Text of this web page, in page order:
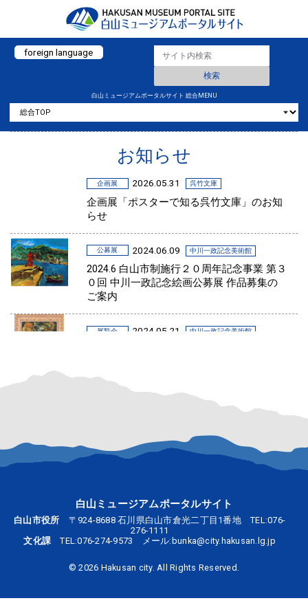
foreign language
白山ミュージアムポータルサイト 総合MENU
お知らせ
企画展 2026.05.31 呉竹文庫
企画展「ポスターで知る呉竹文庫」のお知
らせ
公募展 2024.06.09 中川一政記念美術館
2024.6 白山市制施行２０周年記念事業 第３
０回 中川一政記念絵画公募展 作品募集の
ご案内
展覧会 2024.05.21 中川一政記念美術館
白山ミュージアムポータルサイト
白山市役所 〒924-8688 石川県白山市倉光二丁目1番地 TEL:076-
276-1111
文化課 TEL:076-274-9573 メール: bunka@city.hakusan.lg.jp
©2026 Hakusan city. All Rights Reserved.